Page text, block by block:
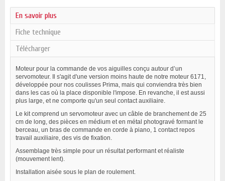
En savoir plus
Fiche technique
Télécharger
Moteur pour la commande de vos aiguilles conçu autour d’un
servomoteur. Il s'agit d'une version moins haute de notre moteur 6171,
développée pour nos coulisses Prima, mais qui conviendra très bien
dans les cas où la place disponible l'impose. En revanche, il est aussi
plus large, et ne comporte qu'un seul contact auxiliaire.
Le kit comprend un servomoteur avec un câble de branchement de 25
cm de long, des pièces en médium et en métal photogravé formant le
berceau, un bras de commande en corde à piano, 1 contact repos
travail auxiliaire, des vis de fixation.
Assemblage très simple pour un résultat performant et réaliste
(mouvement lent).
Installation aisée sous le plan de roulement.